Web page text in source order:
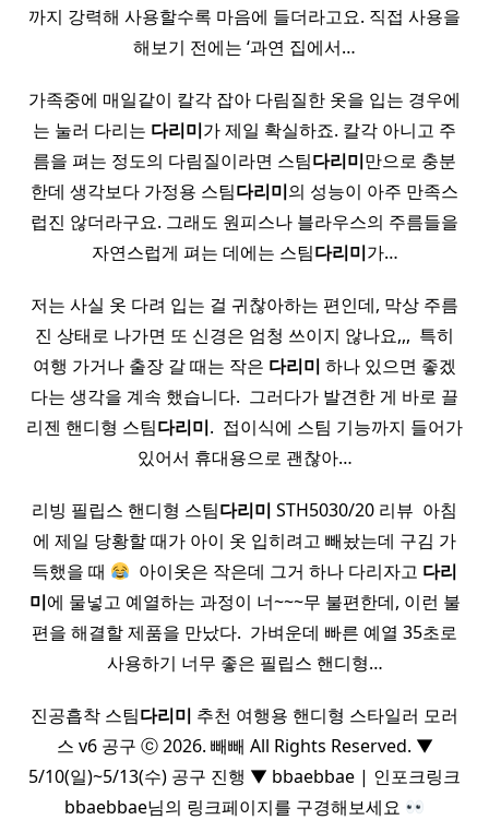
까지 강력해 사용할수록 마음에 들더라고요. 직접 사용을
해보기 전에는 ‘과연 집에서…
가족중에 매일같이 칼각 잡아 다림질한 옷을 입는 경우에
는 눌러 다리는 다리미가 제일 확실하죠. 칼각 아니고 주
름을 펴는 정도의 다림질이라면 스팀다리미만으로 충분
한데 생각보다 가정용 스팀다리미의 성능이 아주 만족스
럽진 않더라구요. 그래도 원피스나 블라우스의 주름들을
자연스럽게 펴는 데에는 스팀다리미가…
저는 사실 옷 다려 입는 걸 귀찮아하는 편인데, 막상 주름
진 상태로 나가면 또 신경은 엄청 쓰이지 않나요,,, ​ 특히
여행 가거나 출장 갈 때는 작은 다리미 하나 있으면 좋겠
다는 생각을 계속 했습니다. ​ 그러다가 발견한 게 바로 끌
리젠 핸디형 스팀다리미. ​ 접이식에 스팀 기능까지 들어가
있어서 휴대용으로 괜찮아…
리빙 필립스 핸디형 스팀다리미 STH5030/20 리뷰 ​ 아침
에 제일 당황할 때가 아이 옷 입히려고 빼놨는데 구김 가
득했을 때
​ 아이옷은 작은데 그거 하나 다리자고 다리
미에 물넣고 예열하는 과정이 너~~~무 불편한데, 이런 불
편을 해결할 제품을 만났다. ​ 가벼운데 빠른 예열 35초로
사용하기 너무 좋은 필립스 핸디형…
진공흡착 스팀다리미 추천 여행용 핸디형 스타일러 모러
스 v6 공구 ⓒ 2026. 빼빼 All Rights Reserved. ▼
5/10(일)~5/13(수) 공구 진행 ▼ bbaebbae | 인포크링크
bbaebbae님의 링크페이지를 구경해보세요